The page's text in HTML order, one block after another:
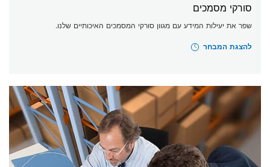
סורקי מסמכים
שפר את יעילות המידע עם מגוון סורקי המסמכים האיכותיים שלנו.
להצגת המבחר